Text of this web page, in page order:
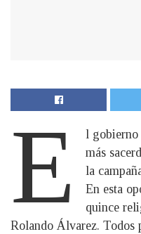
E
l gobierno
más
la
En esta
quince
Rolando Álvarez. Todos